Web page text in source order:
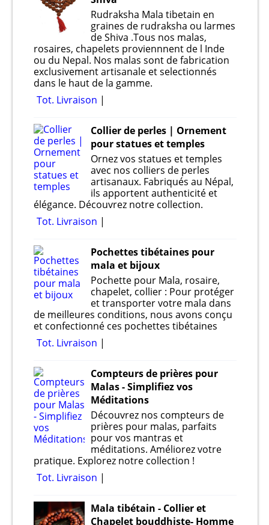
Rudraksha Mala tibetain en
graines de rudraksha ou larmes
de Shiva .Tous nos malas,
rosaires, chapelets proviennnent de l Inde
ou du Nepal. Nos malas sont de fabrication
exclusivement artisanale et selectionnés
dans le haut de la gamme.
Tot. Livraison
Collier de perles | Ornement
pour statues et temples
Ornez vos statues et temples
avec nos colliers de perles
artisanaux. Fabriqués au Népal,
ils apportent authenticité et
élégance. Découvrez notre collection.
Tot. Livraison
Pochettes tibétaines pour
mala et bijoux
Pochette pour Mala, rosaire,
chapelet, collier : Pour protéger
et transporter votre mala dans
de meilleures conditions, nous avons conçu
et confectionné ces pochettes tibétaines
Tot. Livraison
Compteurs de prières pour
Malas - Simplifiez vos
Méditations
Découvrez nos compteurs de
prières pour malas, parfaits
pour vos mantras et
méditations. Améliorez votre
pratique. Explorez notre collection !
Tot. Livraison
Mala tibétain - Collier et
Chapelet bouddhiste- Homme